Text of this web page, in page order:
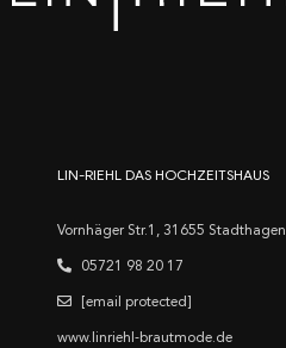
LIN-RIEHL DAS HOCHZEITSHAUS
Vornhäger Str.1, 31655 Stadthagen
05721 98 20 17
[email protected]
www.linriehl-brautmode.de